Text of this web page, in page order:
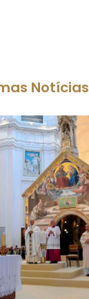
Notícias